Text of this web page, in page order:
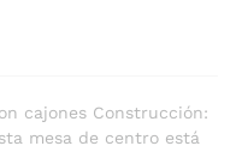
cajones Construcción:
mesa de centro está